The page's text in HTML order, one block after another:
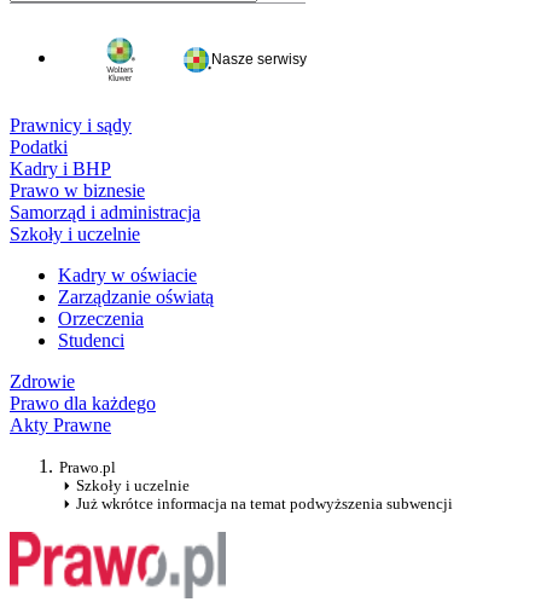
Nasze serwisy
Prawnicy i sądy
Podatki
Kadry i BHP
Prawo w biznesie
Samorząd i administracja
Szkoły i uczelnie
Kadry w oświacie
Zarządzanie oświatą
Orzeczenia
Studenci
Zdrowie
Prawo dla każdego
Akty Prawne
Prawo.pl
Szkoły i uczelnie
Już wkrótce informacja na temat podwyższenia subwencji